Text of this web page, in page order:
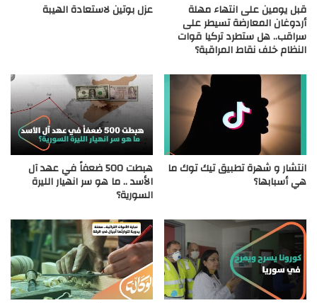
قبل يومين على انتهاء مهلة
أردوغان المعارضة تسيطر على
سراقب.. هل ستطرد تركيا قوات
النظام خلف نقاط المراقبة؟
عزل بوتين لاستعادة الهيبة
انتشار و شهرة تطبيق تيك توك ما
هي أسبابها؟
هبطت 500 ضعفاً في عهد آل
الأسد .. ما هو سر انهيار الليرة
السورية؟